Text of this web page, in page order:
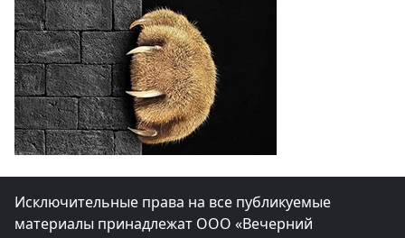
Исключительные права на все публикуемые
материалы принадлежат ООО «Вечерний